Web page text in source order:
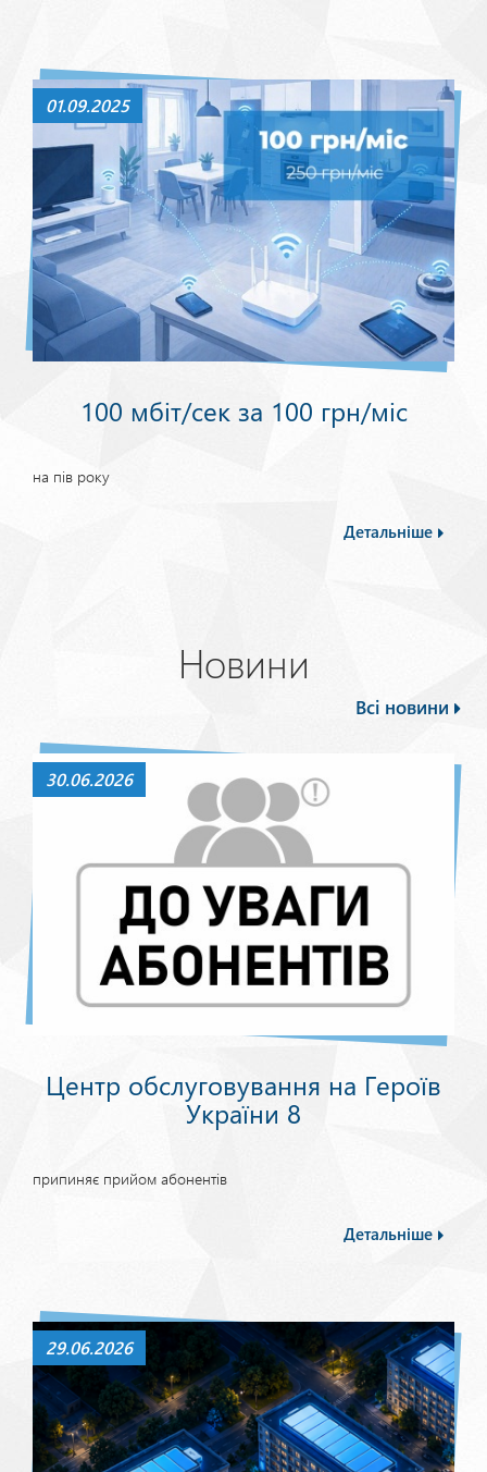
01.09.2025
100 мбіт/сек за 100 грн/міс
на пів року
Детальніше
Новини
Всі новини
30.06.2026
Центр обслуговування на Героїв
України 8
припиняє прийом абонентів
Детальніше
29.06.2026